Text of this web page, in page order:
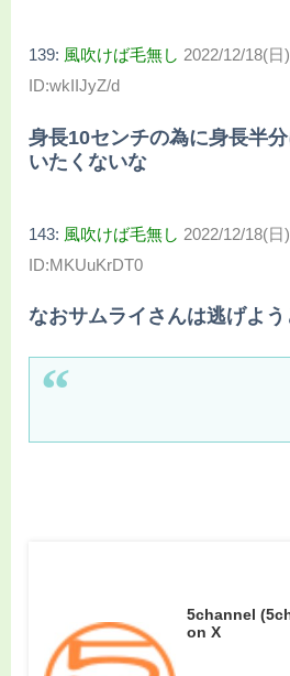
139: 風吹けば毛無し 2022/12/18(日
ID:wkIIJyZ/d
身長10センチの為に身長半
いたくないな
143: 風吹けば毛無し 2022/12/18(日
ID:MKUuKrDT0
なおサムライさんは逃げよ
5channel
on X